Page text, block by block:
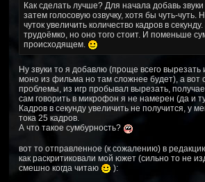
Как сделать лучше? Для начала добавь
затем голосовую озвучку, хотя бы чуть-
чуток увеличить количество кадров в
трудоёмко, но оно того стоит. И поменьше
происходящем.
Ну звуки то я добавлю (проще всего вырезать
моно из фильма но там сложнее будет), а вот
проблемы, из игр пробывал вырезать,
сам говорить в микрофон я не намерен (да и
Кадров в секунду увеличить не получится, у
тока 25 кадров.
А что такое сумбурность?
вот то отправленное (к сожалению) в
как раскритиковали мой южет (сильно то не
смешно когда читаю
):